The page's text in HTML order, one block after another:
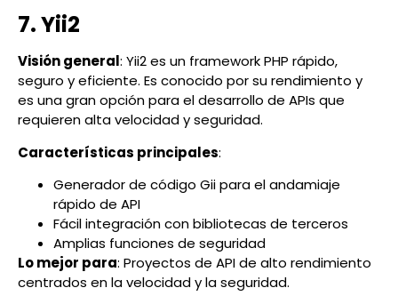
7. Yii2
Visión general: Yii2 es un framework PHP rápido,
seguro y eficiente. Es conocido por su rendimiento y
es una gran opción para el desarrollo de APIs que
requieren alta velocidad y seguridad.
Características principales:
Generador de código Gii para el andamiaje
rápido de API
Fácil integración con bibliotecas de terceros
Amplias funciones de seguridad
Lo mejor para: Proyectos de API de alto rendimiento
centrados en la velocidad y la seguridad.